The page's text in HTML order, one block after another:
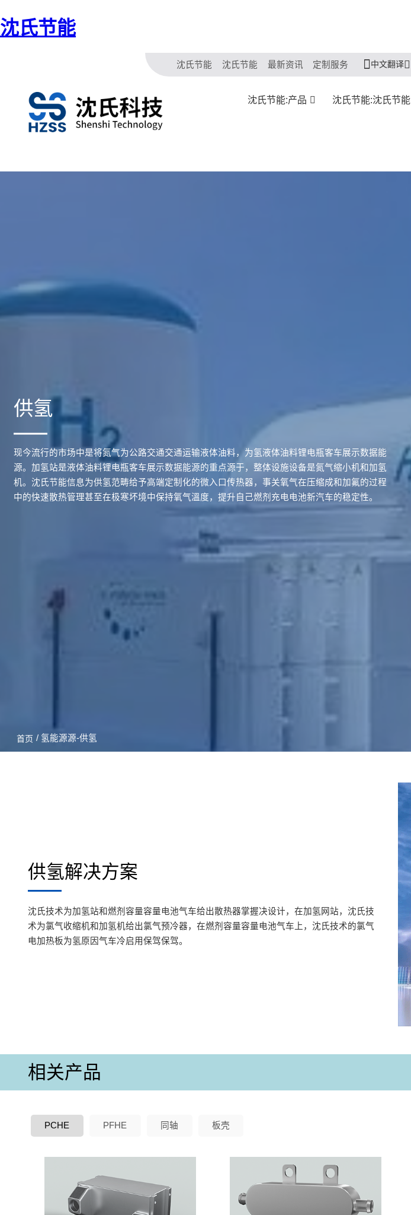
沈氏节能
沈氏节能 沈氏节能 最新资讯 定制服务 中文翻译
沈氏节能:产品 沈氏节能:沈氏节能
供氢
现今流行的市场中是将氮气为公路交通交通运输液体油料，为氢液体油料锂电瓶客车展示数据能
源。加氢站是液体油料锂电瓶客车展示数据能源的重点源于，整体设施设备是氮气缩小机和加氢
机。沈氏节能信息为供氢范畴给予高端定制化的微入口传热器，事关氧气在压缩成和加氟的过程
中的快速散热管理甚至在极寒坏境中保持氧气溫度，提升自己燃剂充电电池新汽车的稳定性。
首页 / 氢能源源-供氢
供氢解决方案
沈氏技术为加氢站和燃剂容量容量电池气车给出散热器掌握决设计，在加氢网站，沈氏技
术为氯气收缩机和加氢机给出氯气预冷器，在燃剂容量容量电池气车上，沈氏技术的氯气
电加热板为氢原因气车冷启用保驾保驾。
相关产品
PCHE PFHE 同轴 板壳